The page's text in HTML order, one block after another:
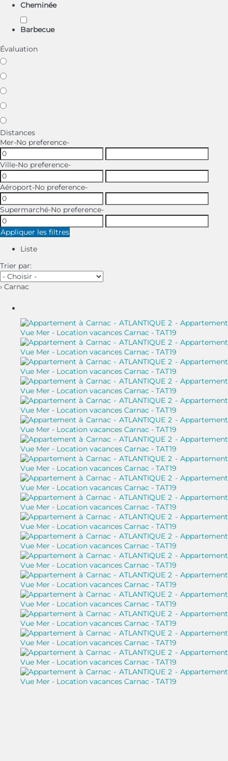
Cheminée
Barbecue
Évaluation
Distances
Mer-No preference-
Ville-No preference-
Aéroport-No preference-
Supermarché-No preference-
Appliquer les filtres
Liste
Trier par:
› Carnac